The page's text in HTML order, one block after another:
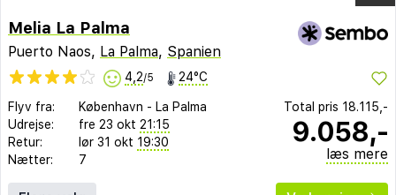
Melia La Palma
Puerto Naos, La Palma, Spanien
4,2/5 24°C
Flyv fra: København - La Palma
Udrejse:
fre 23 okt 21:15
Retur:
lør 31 okt 19:30
Nætter:
7
Total pris 18.115,-
9.058,-
læs mere